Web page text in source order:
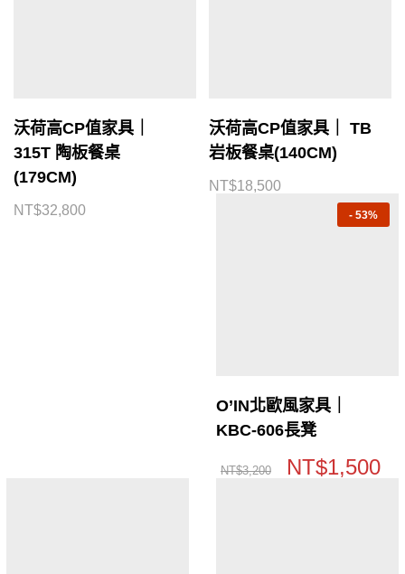
沃荷高CP值家具｜
315T 陶板餐桌
(179CM)
NT$32,800
沃荷高CP值家具｜ TB
岩板餐桌(140CM)
NT$18,500
- 53%
O’IN北歐風家具｜
KBC-606長凳
NT$3,200 NT$1,500